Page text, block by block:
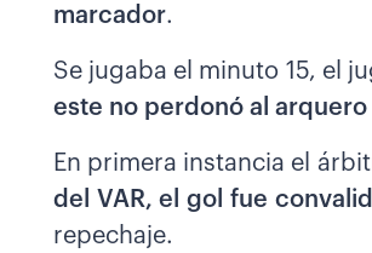
marcador.
Se jugaba el minuto 15, el
este no perdonó al
En primera instancia el
del VAR, el gol fue
repechaje.